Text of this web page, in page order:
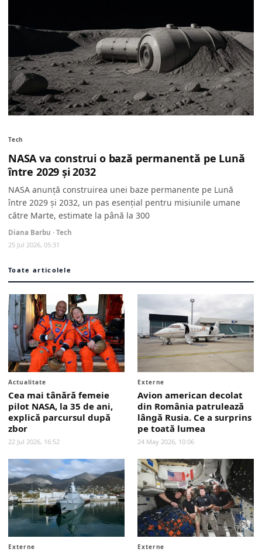
Tech
NASA va construi o bază permanentă pe Lună
între 2029 și 2032
NASA anunță construirea unei baze permanente pe Lună
între 2029 și 2032, un pas esențial pentru misiunile umane
către Marte, estimate la până la 300
Diana Barbu · Tech
25 Jul 2026, 05:31
Toate articolele
Actualitate
Cea mai tânără femeie
pilot NASA, la 35 de ani,
explică parcursul după
zbor
22 Jul 2026, 16:52
Externe
Avion american decolat
din România patrulează
lângă Rusia. Ce a surprins
pe toată lumea
24 May 2026, 10:06
Externe Externe